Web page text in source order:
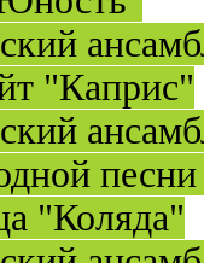
"Каприс"
"Коляда"